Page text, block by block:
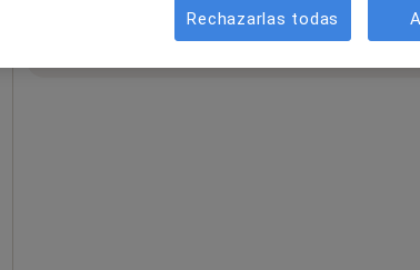
La reserva de cita online no está
Rechazarlas todas